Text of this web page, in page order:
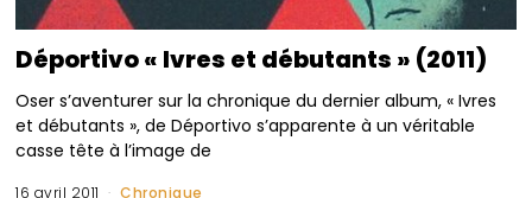
Déportivo « Ivres et débutants » (2011)
Oser s’aventurer sur la chronique du dernier album, « Ivres
et débutants », de Déportivo s’apparente à un véritable
casse tête à l’image de
16 avril 2011 Chronique